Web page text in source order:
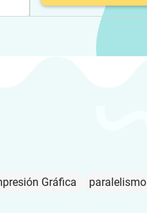
Gráfica
paralelismo